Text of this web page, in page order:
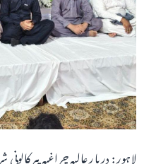
لاہور : دربار عالیہ چراغیہ پیر